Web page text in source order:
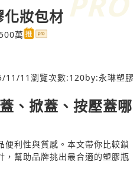
妝包材
萬
11/11 瀏覽次數:120by:永琳塑膠
、掀蓋、按壓蓋哪
利性與質感。本文帶你比較鎖
，幫助品牌挑出最合適的塑膠瓶